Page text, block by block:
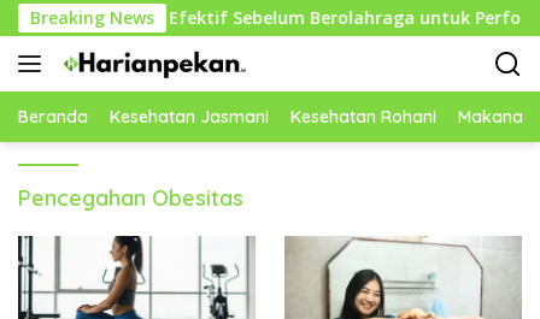
Langsung
ke
konten
Breaking News
yang Efektif Sebelum Berolahraga untuk Performa
Beranda Kesehatan Jasmani Kesehatan Rohani Makanan
Pencegahan Obesitas